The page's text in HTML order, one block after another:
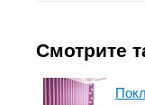
Смотрите